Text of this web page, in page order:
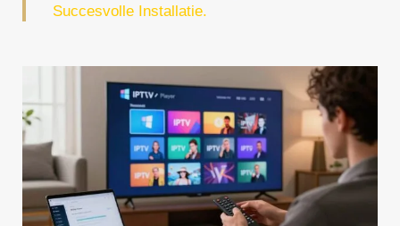
Succesvolle Installatie.